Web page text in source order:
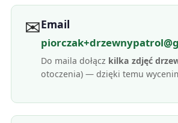
✉Email
Do maila dołącz kilka zdjęć
otoczenia) — dzięki temu